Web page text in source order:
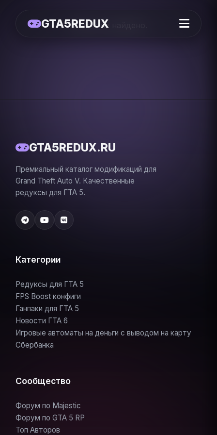
GTA5REDUX
Ничего не найдено.
GTA5REDUX.RU
Премиальный каталог модификаций для
Grand Theft Auto V. Качественные
редуксы для ГТА 5.
Категории
Редуксы для ГТА 5
FPS Boost конфиги
Ганпаки для ГТА 5
Новости ГТА 6
Игровые автоматы на деньги с выводом на карту
Сбербанка
Сообщество
Форум по Majestic
Форум по GTA 5 RP
Топ Авторов